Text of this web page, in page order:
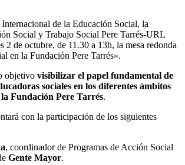
de la Educación Social, la
Social y Trabajo Social Pere Tarrés-URL
2 de octubre, de 11.30 a 13h, la mesa redonda
en la Fundación Pere Tarrés».
objetivo visibilizar el papel fundamental de
sociales en los diferentes ámbitos
Fundación Pere Tarrés.
con la participación de los siguientes
, coordinador de Programas de Acción Social
Gente Mayor.